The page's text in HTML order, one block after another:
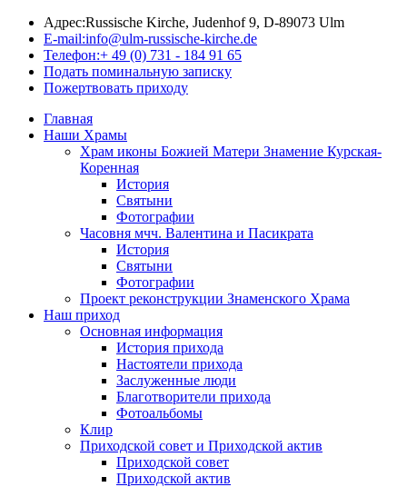
Адрес:Russische Kirche, Judenhof 9, D-89073 Ulm
E-mail:info@ulm-russische-kirche.de
Телефон:+ 49 (0) 731 - 184 91 65
Подать поминальную записку
Пожертвовать приходу
Главная
Наши Храмы
Храм иконы Божией Матери Знамение Курская-
Коренная
История
Святыни
Фотографии
Часовня мчч. Валентина и Пасикрата
История
Святыни
Фотографии
Проект реконструкции Знаменского Храма
Наш приход
Основная информация
История прихода
Настоятели прихода
Заслуженные люди
Благотворители прихода
Фотоальбомы
Клир
Приходской совет и Приходской актив
Приходской совет
Приходской актив